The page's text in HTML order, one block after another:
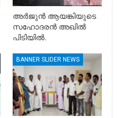
അർജുൻ ആയങ്കിയുടെ
സഹോദരൻ അഖിൽ
പിടിയിൽ.
BANNER SLIDER NEWS